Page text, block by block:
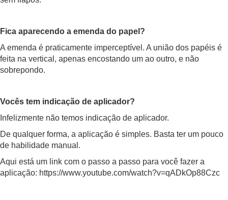
Fica aparecendo a emenda do papel?
A emenda é praticamente imperceptível. A união dos papéis é
feita na vertical, apenas encostando um ao outro, e não
sobrepondo.
Vocês tem indicação de aplicador?
Infelizmente não temos indicação de aplicador.
De qualquer forma, a aplicação é simples. Basta ter um pouco
de habilidade manual.
Aqui está um link com o passo a passo para você fazer a
aplicação: https://www.youtube.com/watch?v=qADkOp88Czc